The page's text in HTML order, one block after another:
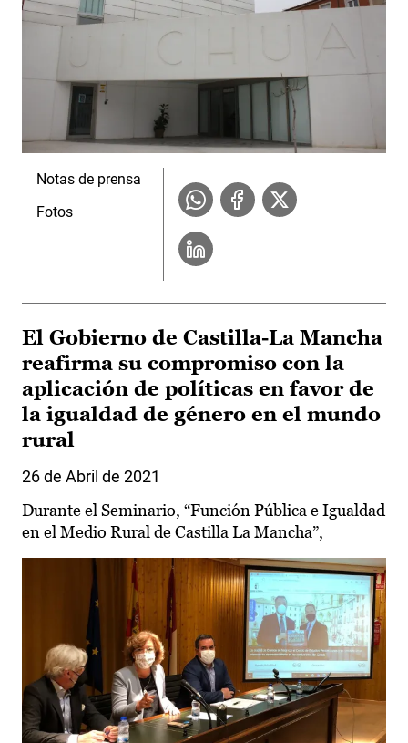
Notas de prensa
Fotos
El Gobierno de Castilla-La Mancha
reafirma su compromiso con la
aplicación de políticas en favor de
la igualdad de género en el mundo
rural
26 de Abril de 2021
Durante el Seminario, “Función Pública e Igualdad
en el Medio Rural de Castilla La Mancha”,